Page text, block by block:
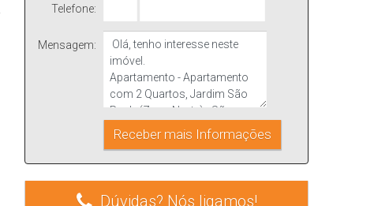
Telefone:
Mensagem:
Dúvidas? Nós ligamos!